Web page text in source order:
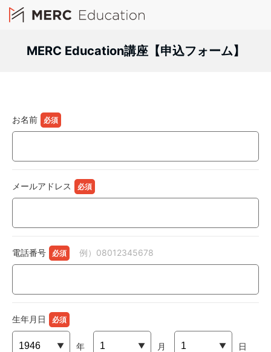
MERC Education講座【申込フォーム】
お名前
メールアドレス
電話番号 例）08012345678
生年月日
年 月 日